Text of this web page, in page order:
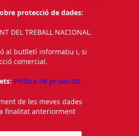
protecció de dades:
DEL TREBALL NACIONAL.
al butlletí informatiu i, si
comercial.
Política de privacitat.
de les meves dades
finalitat anteriorment